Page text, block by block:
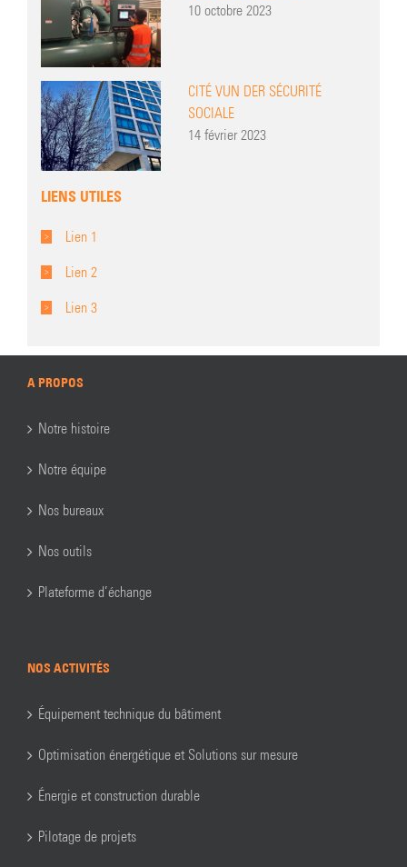
10 octobre 2023
CITÉ VUN DER SÉCURITÉ
SOCIALE
14 février 2023
LIENS UTILES
Lien 1
Lien 2
Lien 3
A PROPOS
Notre histoire
Notre équipe
Nos bureaux
Nos outils
Plateforme d’échange
NOS ACTIVITÉS
Équipement technique du bâtiment
Optimisation énergétique et Solutions sur mesure
Énergie et construction durable
Pilotage de projets